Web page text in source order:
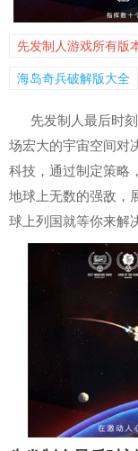
先发制人游戏所有版
海岛奇兵破解版大全
先发制人最后时
场宏大的宇宙空间对
科技，通过制定策略
地球上无数的强敌，
球上列国就等你来解